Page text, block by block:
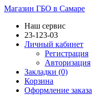
Магазин ГБО в Самаре
Наш сервис
23-123-03
Личный кабинет
Регистрация
Авторизация
Закладки (0)
Корзина
Оформление заказа